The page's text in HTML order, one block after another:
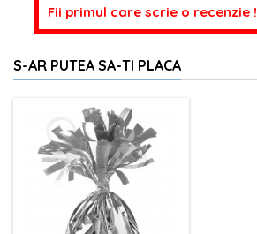
Fii primul care scrie o recenzie !
S-AR PUTEA SA-TI PLACA